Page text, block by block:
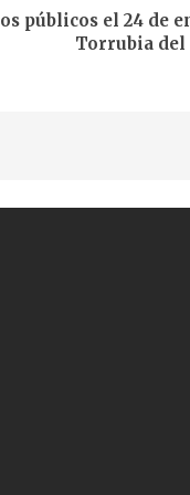
públicos el 24 de
Torrubia del